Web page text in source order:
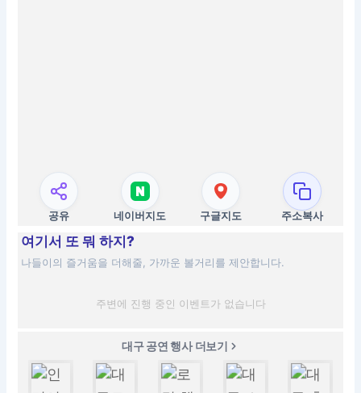
공유 네이버지도 구글지도 주소복사
여기서 또 뭐 하지?
나들이의 즐거움을 더해줄, 가까운 볼거리를 제안합니다.
주변에 진행 중인 이벤트가 없습니다
대구 공연 행사 더보기